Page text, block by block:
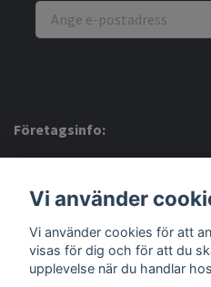
Företagsinfo:
Sociala medier
Vi använder
Vi använder cookies för att
visas för dig och för att du
upplevelse när du handlar